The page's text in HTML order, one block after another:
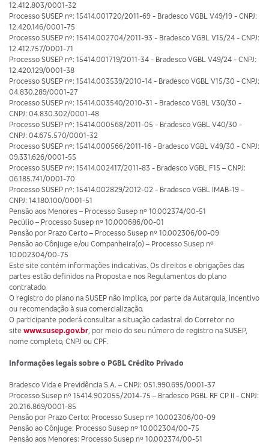
12.412.803/0001-32
Processo SUSEP nº: 15414.001720/2011-69 - Bradesco VGBL V49/19 - CNPJ:
12.420.146/0001-75
Processo SUSEP nº: 15414.002704/2011-93 - Bradesco VGBL V15/24 - CNPJ:
12.412.757/0001-71
Processo SUSEP nº: 15414.001719/2011-34 - Bradesco VGBL V49/24 - CNPJ:
12.420.129/0001-38
Processo SUSEP nº: 15414.003539/2010-14 - Bradesco VGBL V15/30 - CNPJ:
04.830.289/0001-27
Processo SUSEP nº: 15414.003540/2010-31 - Bradesco VGBL V30/30 -
CNPJ: 04.830.302/0001-48
Processo SUSEP nº: 15414.000568/2011-05 - Bradesco VGBL V40/30 -
CNPJ: 04.675.570/0001-32
Processo SUSEP nº: 15414.000566/2011-16 - Bradesco VGBL V49/30 - CNPJ:
09.331.626/0001-55
Processo SUSEP nº: 15414.002417/2011-83 - Bradesco VGBL F15 – CNPJ:
06.185.741/0001-70
Processo SUSEP nº: 15414.002829/2012-02 - Bradesco VGBL IMAB-19 -
CNPJ: 14.180.100/0001-51
Pensão aos Menores – Processo Susep nº 10.002374/00-51
Pecúlio – Processo Susep nº 10.000686/00-01
Pensão por Prazo Certo – Processo Susep nº 10.002306/00-09
Pensão ao Cônjuge e/ou Companheira(o) – Processo Susep nº
10.002304/00-75
Este site contém informações indicativas. Os direitos e obrigações das
partes estão definidos na Proposta e nos Regulamentos do plano
contratado.
O registro do plano na SUSEP não implica, por parte da Autarquia, incentivo
ou recomendação à sua comercialização.
O participante poderá consultar a situação cadastral do Corretor no
site www.susep.gov.br, por meio do seu número de registro na SUSEP,
nome completo, CNPJ ou CPF.
Informações legais sobre o PGBL Crédito Privado
Bradesco Vida e Previdência S.A. – CNPJ: 051.990.695/0001-37
Processo Susep nº 15414.902055/2014-75 – Bradesco PGBL RF CP II - CNPJ:
20.216.869/0001-85
Pensão por Prazo Certo: Processo Susep nº 10.002306/00-09
Pensão ao Cônjuge: Processo Susep nº 10.002304/00-75
Pensão aos Menores: Processo Susep nº 10.002374/00-51